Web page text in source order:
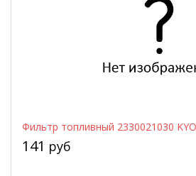
Фильтр топливный 2330021030
141 руб